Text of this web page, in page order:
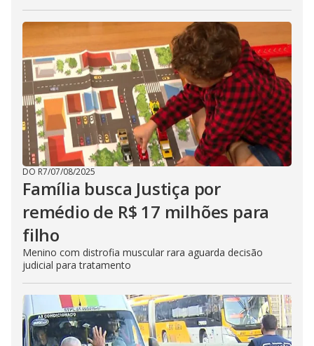
DO R7/07/08/2025
Família busca Justiça por
remédio de R$ 17 milhões para
filho
Menino com distrofia muscular rara aguarda decisão
judicial para tratamento